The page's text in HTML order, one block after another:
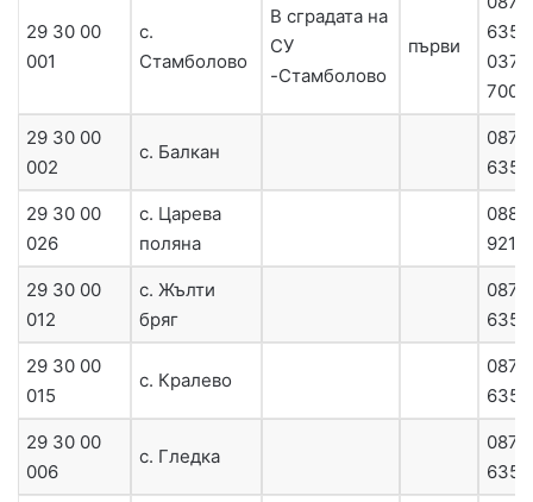
29 30 00
001
с.
Стамболово
В сградата на
СУ
-Стамболово
първи
7000
29 30 00
002
с. Балкан
0879
29 30 00
026
с. Царева
поляна
0885
29 30 00
012
с. Жълти
бряг
0879
29 30 00
015
с. Кралево
0879
29 30 00
006
с. Гледка
0879